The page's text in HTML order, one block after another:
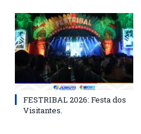
FESTRIBAL 2026: Festa dos
Visitantes.